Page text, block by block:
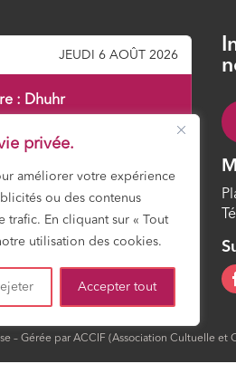
privée.
améliorer votre expérience
ou des contenus
trafic. En cliquant sur « Tout
utilisation des cookies.
Accepter tout
JEUDI 6 AOÛT 2026
: Dhuhr
Dohr
12:01
Asr
15:56
Maghrib
19:16
20:44
– Gérée par ACCIF (Association Cultuelle et